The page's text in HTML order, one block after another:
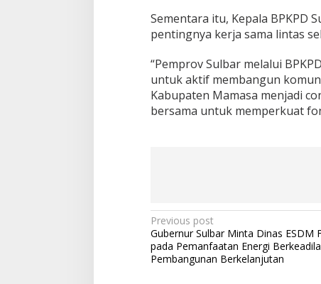
Sementara itu, Kepala BPKPD
pentingnya kerja sama lintas
“Pemprov Sulbar melalui
untuk aktif membangun
Kabupaten Mamasa menjadi
bersama untuk memperkuat
P
o
s
Previous post
Gubernur Sulbar Minta Dinas ESDM
pada Pemanfaatan Energi
Pembangunan Berkelanjutan